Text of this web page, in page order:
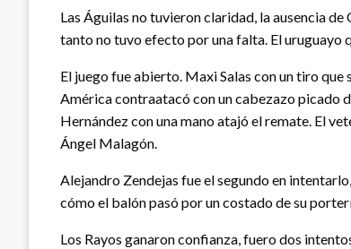
Las Águilas no tuvieron claridad, la ausencia
tanto no tuvo efecto por una falta. El
El juego fue abierto. Maxi Salas con un tiro
América contraatacó con un cabezazo picado
Hernández con una mano atajó el remate. El
Ángel Malagón.
Alejandro Zendejas fue el segundo en
cómo el balón pasó por un costado de su
Los Rayos ganaron confianza, fuero dos